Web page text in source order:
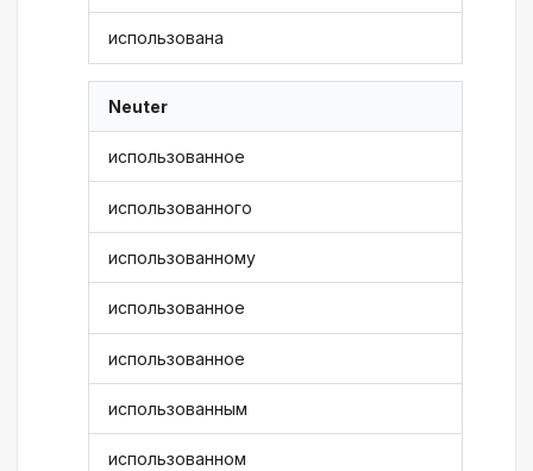
использована
Neuter
использованное
использованного
использованному
использованное
использованное
использованным
использованном